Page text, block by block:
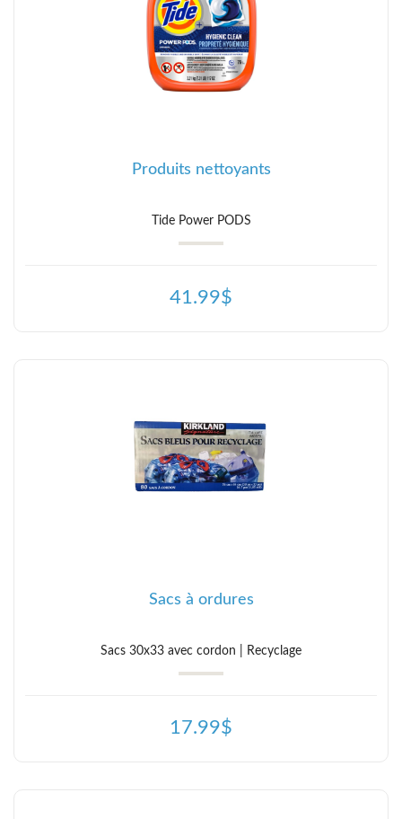
Produits nettoyants
Tide Power PODS
41.99$
Sacs à ordures
Sacs 30x33 avec cordon | Recyclage
17.99$